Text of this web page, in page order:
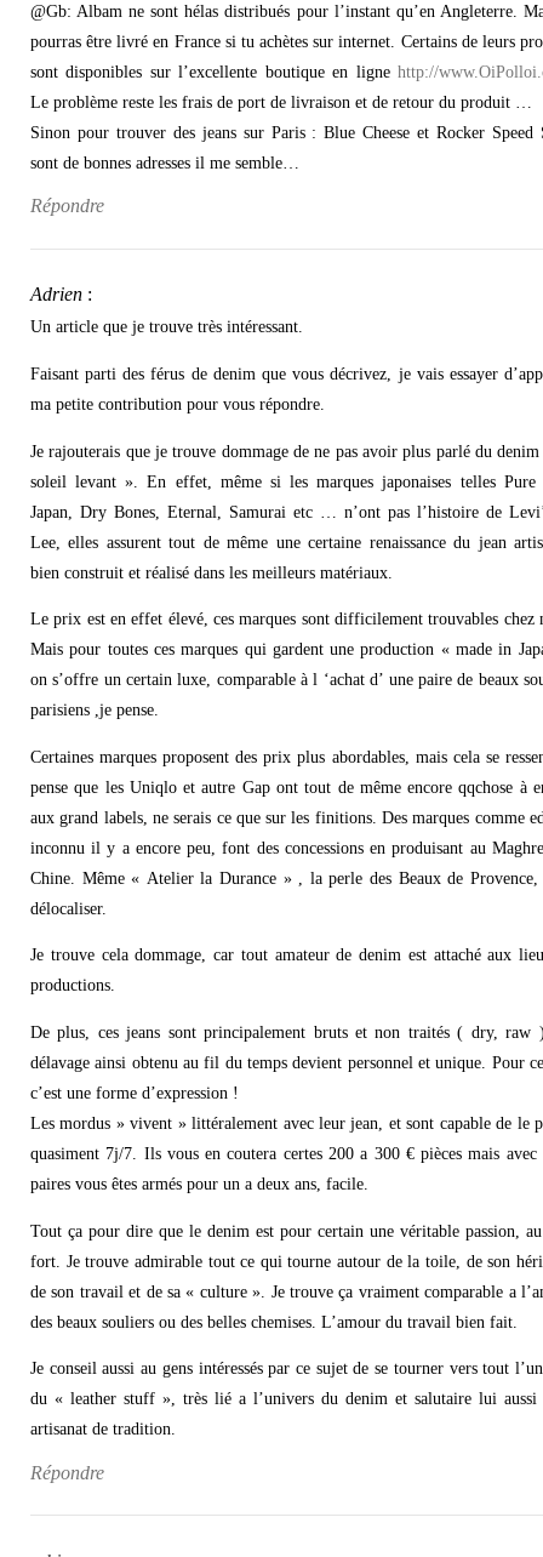
@Gb: Albam ne sont hélas distribués pour l’instant qu’en Angleterre.
pourras être livré en France si tu achètes sur internet. Certains de leurs
sont disponibles sur l’excellente boutique en ligne http://
Le problème reste les frais de port de livraison et de retour du produit …
Sinon pour trouver des jeans sur Paris : Blue Cheese et Rocker Speed
sont de bonnes adresses il me semble…
Répondre
Adrien :
Un article que je trouve très intéressant.
Faisant parti des férus de denim que vous décrivez, je vais essayer
ma petite contribution pour vous répondre.
Je rajouterais que je trouve dommage de ne pas avoir plus parlé du
soleil levant ». En effet, même si les marques japonaises telles Pure
Japan, Dry Bones, Eternal, Samurai etc … n’ont pas l’histoire de
Lee, elles assurent tout de même une certaine renaissance du jean
bien construit et réalisé dans les meilleurs matériaux.
Le prix est en effet élevé, ces marques sont difficilement trouvables chez
Mais pour toutes ces marques qui gardent une production « made in
on s’offre un certain luxe, comparable à l ‘achat d’ une paire de beaux
parisiens ,je pense.
Certaines marques proposent des prix plus abordables, mais cela se
pense que les Uniqlo et autre Gap ont tout de même encore qqchose à
aux grand labels, ne serais ce que sur les finitions. Des marques comme
inconnu il y a encore peu, font des concessions en produisant au
Chine. Même « Atelier la Durance » , la perle des Beaux de Provence,
délocaliser.
Je trouve cela dommage, car tout amateur de denim est attaché aux
productions.
De plus, ces jeans sont principalement bruts et non traités ( dry, raw
délavage ainsi obtenu au fil du temps devient personnel et unique. Pour
c’est une forme d’expression !
Les mordus » vivent » littéralement avec leur jean, et sont capable de le
quasiment 7j/7. Ils vous en coutera certes 200 a 300 € pièces mais avec
paires vous êtes armés pour un a deux ans, facile.
Tout ça pour dire que le denim est pour certain une véritable passion, au
fort. Je trouve admirable tout ce qui tourne autour de la toile, de son
de son travail et de sa « culture ». Je trouve ça vraiment comparable a
des beaux souliers ou des belles chemises. L’amour du travail bien fait.
Je conseil aussi au gens intéressés par ce sujet de se tourner vers tout
du « leather stuff », très lié a l’univers du denim et salutaire lui aussi
artisanat de tradition.
Répondre